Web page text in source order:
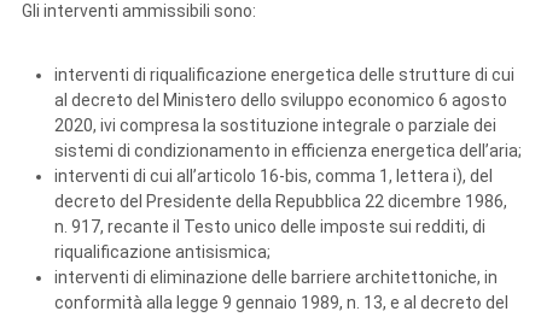
Gli interventi ammissibili sono:
interventi di riqualificazione energetica delle strutture di cui
al decreto del Ministero dello sviluppo economico 6 agosto
2020, ivi compresa la sostituzione integrale o parziale dei
sistemi di condizionamento in efficienza energetica dell’aria;
interventi di cui all’articolo 16-bis, comma 1, lettera i), del
decreto del Presidente della Repubblica 22 dicembre 1986,
n. 917, recante il Testo unico delle imposte sui redditi, di
riqualificazione antisismica;
interventi di eliminazione delle barriere architettoniche, in
conformità alla legge 9 gennaio 1989, n. 13, e al decreto del